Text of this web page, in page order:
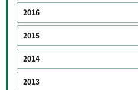
2016
2015
2014
2013